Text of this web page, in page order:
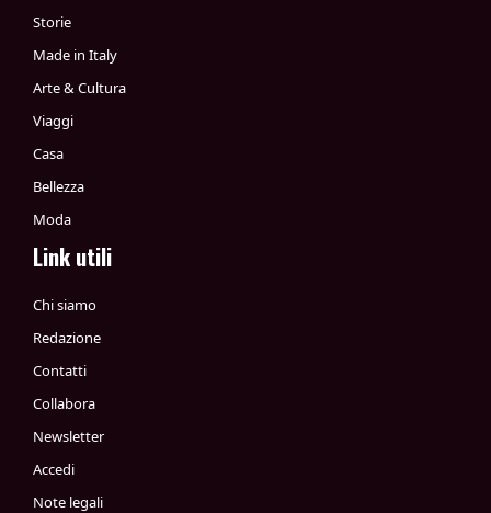
Storie
Made in Italy
Arte & Cultura
Viaggi
Casa
Bellezza
Moda
Link utili
Chi siamo
Redazione
Contatti
Collabora
Newsletter
Accedi
Note legali